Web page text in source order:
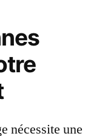
nécessite une